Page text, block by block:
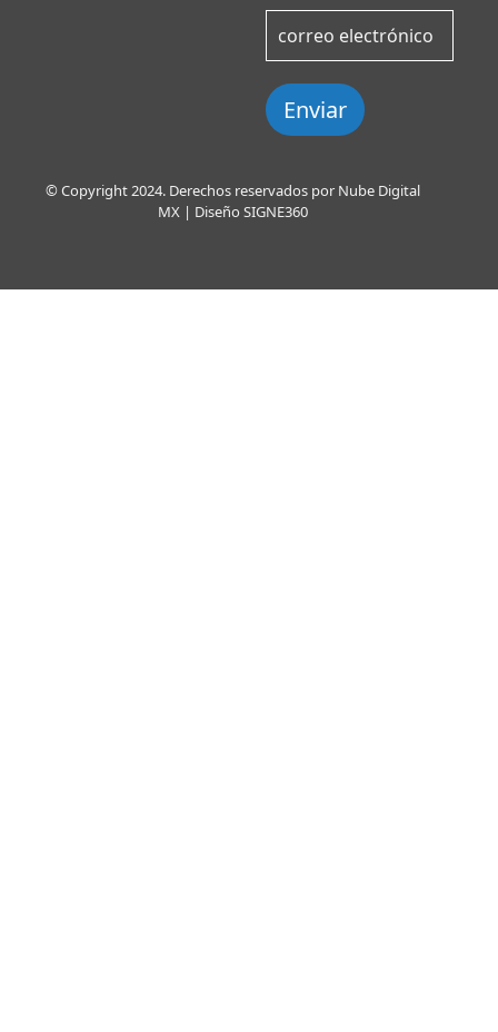
Enviar
© Copyright 2024. Derechos reservados por Nube Digital
MX | Diseño SIGNE360